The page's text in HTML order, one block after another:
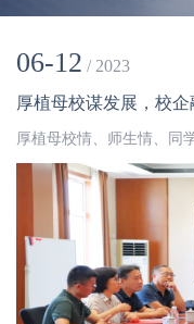
06-12 / 2023